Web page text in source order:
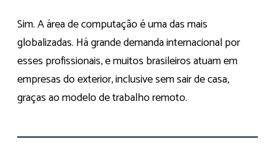
Sim. A área de computação é uma das mais
globalizadas. Há grande demanda internacional por
esses profissionais, e muitos brasileiros atuam em
empresas do exterior, inclusive sem sair de casa,
graças ao modelo de trabalho remoto.